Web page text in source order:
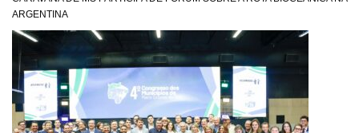
ARGENTINA